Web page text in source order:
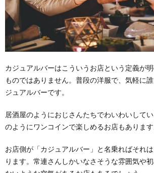
カジュアルバーはこういうお店という定義が
ものではありません。普段の洋服で、気軽に
ジュアルバーです。
居酒屋のようにおじさんたちでわいわいして
のようにワンコインで楽しめるお店もあります
お店側が「カジュアルバー」と名乗ればそれ
ります。常連さんしかいなさそうな雰囲気や